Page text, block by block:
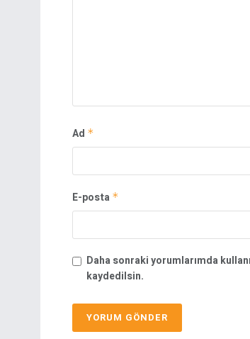
Ad *
E-posta *
Daha sonraki yorumlarımda
kaydedilsin.